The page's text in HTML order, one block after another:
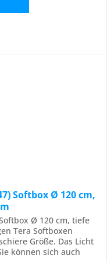
Softbox Ø 120 cm,
Ø 120 cm, tiefe
Tera Softboxen
Größe. Das Licht
können sich auch